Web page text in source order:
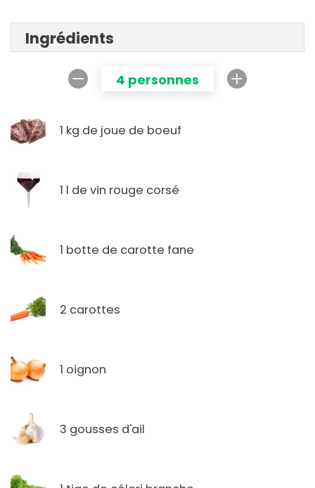
Ingrédients
4 personnes
1 kg de joue de boeuf
1 l de vin rouge corsé
1 botte de carotte fane
2 carottes
1 oignon
3 gousses d'ail